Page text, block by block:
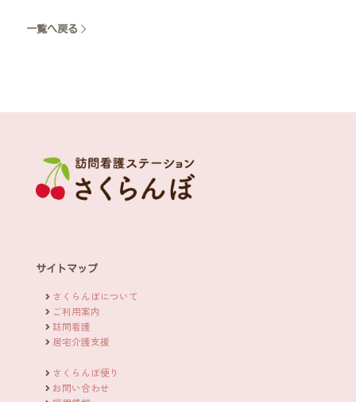
一覧へ戻る
サイトマップ
さくらんぼについて
ご利用案内
訪問看護
居宅介護支援
さくらんぼ便り
お問い合わせ